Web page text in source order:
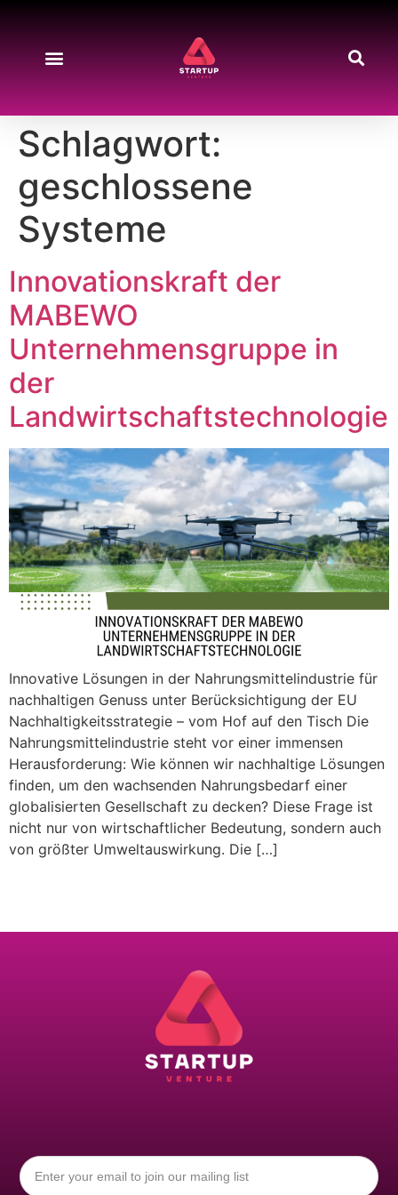
Schlagwort:
geschlossene
Systeme
Innovationskraft der
MABEWO
Unternehmensgruppe in
der
Landwirtschaftstechnologie
Innovative Lösungen in der Nahrungsmittelindustrie für
nachhaltigen Genuss unter Berücksichtigung der EU
Nachhaltigkeitsstrategie – vom Hof auf den Tisch Die
Nahrungsmittelindustrie steht vor einer immensen
Herausforderung: Wie können wir nachhaltige Lösungen
finden, um den wachsenden Nahrungsbedarf einer
globalisierten Gesellschaft zu decken? Diese Frage ist
nicht nur von wirtschaftlicher Bedeutung, sondern auch
von größter Umweltauswirkung. Die […]